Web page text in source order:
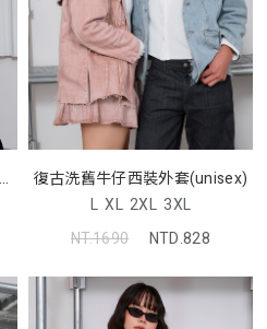
復古洗舊牛仔西裝外套(unisex)
L XL 2XL 3XL
NT.1690
NTD.828